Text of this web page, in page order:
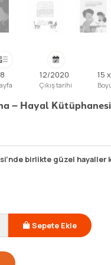
12/2020
Çıkış tarihi
15
– Hayal
birlikte güzel hayaller
Sepete Ekle